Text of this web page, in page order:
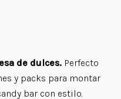
de dulces. Perfecto
y packs para montar
bar con estilo.